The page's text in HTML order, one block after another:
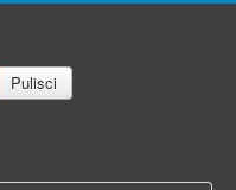
Pulisci